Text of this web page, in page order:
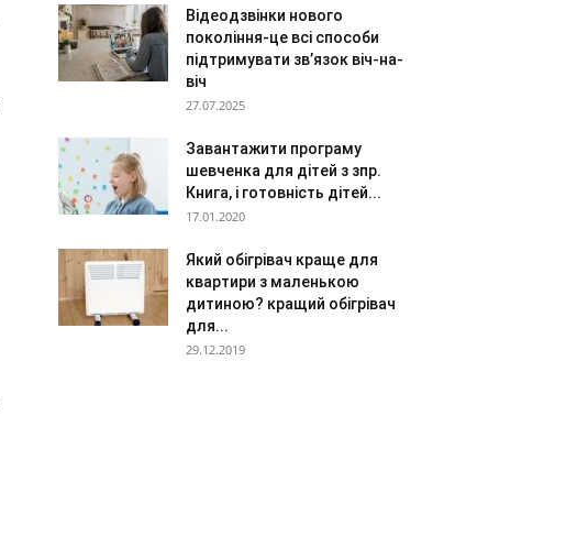
Відеодзвінки нового
покоління-це всі способи
підтримувати зв’язок віч-на-
віч
27.07.2025
Завантажити програму
шевченка для дітей з зпр.
Книга, i готовність дітей...
17.01.2020
Який обігрівач краще для
квартири з маленькою
дитиною? кращий обігрівач
для...
29.12.2019